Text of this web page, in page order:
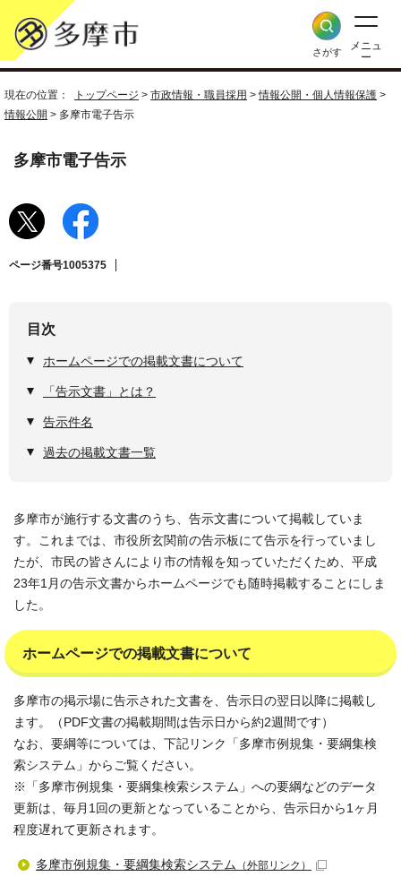
さがす
メニュ
ー
現在の位置： トップページ > 市政情報・職員採用 >情報公開・個人情報保護 >
情報公開 > 多摩市電子告示
多摩市電子告示
ページ番号1005375
目次
ホームページでの掲載文書について
「告示文書」とは？
告示件名
過去の掲載文書一覧
多摩市が施行する文書のうち、告示文書について掲載していま
す。これまでは、市役所玄関前の告示板にて告示を行っていまし
たが、市民の皆さんにより市の情報を知っていただくため、平成
23年1月の告示文書からホームページでも随時掲載することにしま
した。
ホームページでの掲載文書について
多摩市の掲示場に告示された文書を、告示日の翌日以降に掲載し
ます。（PDF文書の掲載期間は告示日から約2週間です）
なお、要綱等については、下記リンク「多摩市例規集・要綱集検
索システム」からご覧ください。
※「多摩市例規集・要綱集検索システム」への要綱などのデータ
更新は、毎月1回の更新となっていることから、告示日から1ヶ月
程度遅れて更新されます。
多摩市例規集・要綱集検索システム （外部リンク）